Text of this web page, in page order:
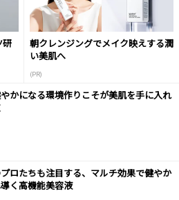
研
朝クレンジングでメイク映えする潤
い美肌へ
(PR)
かになる環境作りこそが美肌を手に入れ
ロたちも注目する、マルチ効果で健やか
く高機能美容液